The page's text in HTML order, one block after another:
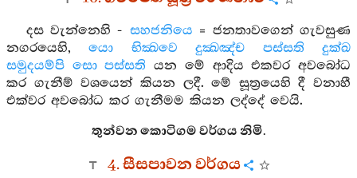
දස වැන්නෙහි - සහජනියෙ = ජනතාවගෙන් ගැවසුණ
නගරයෙහි,යො භික්‍ඛවෙ දුක්‍ඛඤ්ච පස්සති දුක්ඛ
සමුදයම්පි සො පස්සතියන මේ ආදිය එකවර අවබෝධ
කර ගැනීම් වශයෙන් කියන ලදී. මේ සූත්‍රයෙහි දී වනාහී
එක්වර අවබෝධ කර ගැනීමම කියන ලද්දේ වෙයි.
තුන්වන කොටිගම වර්ගය නිමි.
4. සීසපාවන වර්ගය